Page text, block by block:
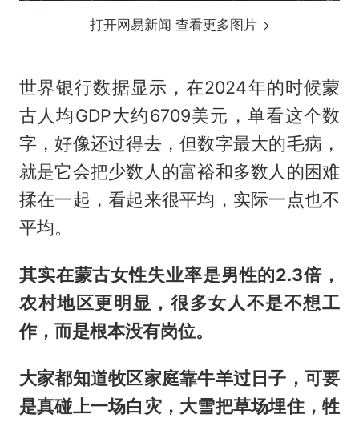
打开网易新闻 查看更多图片
世界银行数据显示，在2024年的时候蒙
古人均GDP大约6709美元，单看这个数
字，好像还过得去，但数字最大的毛病，
就是它会把少数人的富裕和多数人的困难
揉在一起，看起来很平均，实际一点也不
平均。
其实在蒙古女性失业率是男性的2.3倍，
农村地区更明显，很多女人不是不想工
作，而是根本没有岗位。
大家都知道牧区家庭靠牛羊过日子，可要
是真碰上一场白灾，大雪把草场埋住，牲